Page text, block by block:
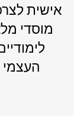
אישית
מוסדי